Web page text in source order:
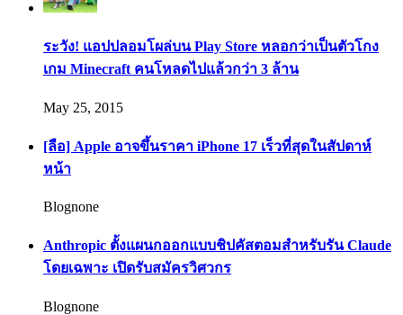
ระวัง! แอปปลอมโผล่บน Play Store หลอกว่าเป็นตัวโกง
เกม Minecraft คนโหลดไปแล้วกว่า 3 ล้าน
May 25, 2015
[ลือ] Apple อาจขึ้นราคา iPhone 17 เร็วที่สุดในสัปดาห์
หน้า
Blognone
Anthropic ตั้งแผนกออกแบบชิปคัสตอมสำหรับรัน Claude
โดยเฉพาะ เปิดรับสมัครวิศวกร
Blognone